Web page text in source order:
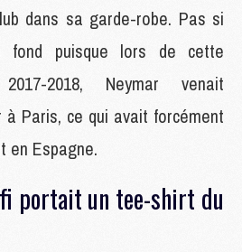
dans sa garde-robe. Pas si
fond puisque lors de cette
2018, Neymar venait
Paris, ce qui avait forcément
en Espagne.
portait un tee-shirt du